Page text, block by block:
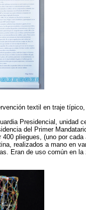
textil en traje
Presidencial, unidad
del Primer
pliegues, (uno por
realizados a mano en
Eran de uso común en